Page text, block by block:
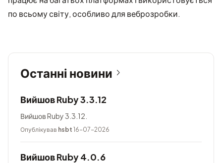
по всьому світу, особливо для веброзробки.
Останні новини
Вийшов Ruby 3.3.12
Вийшов Ruby 3.3.12.
Опублікував hsbt 16-07-2026
Вийшов Ruby 4.0.6